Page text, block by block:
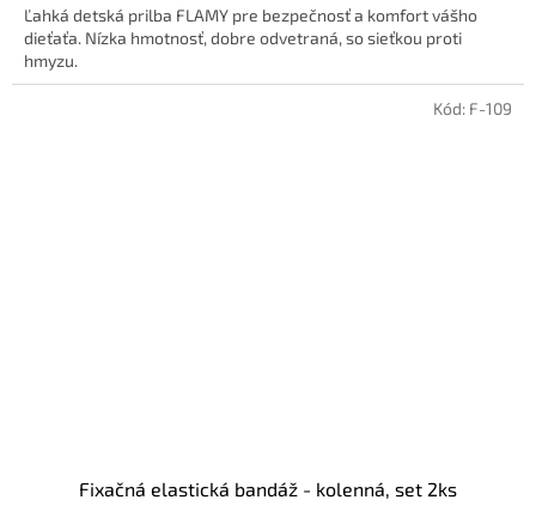
Ľahká detská prilba FLAMY pre bezpečnosť a komfort vášho
dieťaťa. Nízka hmotnosť, dobre odvetraná, so sieťkou proti
hmyzu.
Fixačná elastická bandáž - kolenná, set 2ks
Kód: F-109